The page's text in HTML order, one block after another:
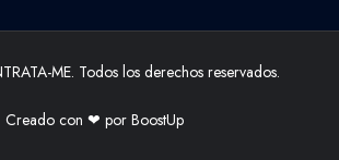
ME. Todos los derechos reservados.
Creado con ❤ por BoostUp